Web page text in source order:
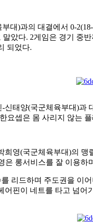
부대)과의 대결에서 0-
말았다. 2게임은 경기 중
되었다.
-신태양(국군체육부대)과
한요셉은 몸 사리지 않는
희영(국군체육부대)의 맹
은 롱서비스를 잘 이용하
리드하며 주도권을 이
어핀이 네트를 타고 넘어